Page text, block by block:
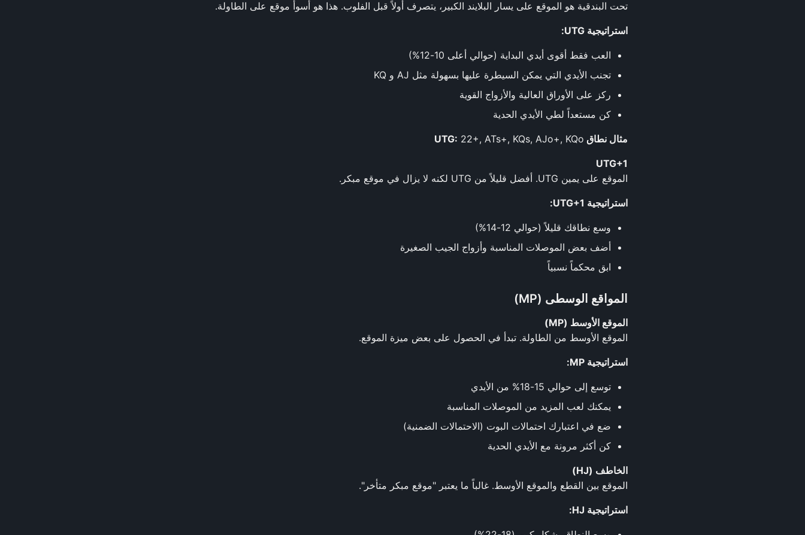
تحت البندقية هو الموقع على يسار البلايند الكبير، يتصرف أولاً قبل الفلوب. هذا هو أسوأ موقع على الطاولة.
استراتيجية UTG:
العب فقط أقوى أيدي البداية (حوالي أعلى 10-12%)
تجنب الأيدي التي يمكن السيطرة عليها بسهولة مثل AJ و KQ
ركز على الأوراق العالية والأزواج القوية
كن مستعداً لطي الأيدي الحدية
مثال نطاق UTG: 22+, ATs+, KQs, AJo+, KQo
UTG+1
الموقع على يمين UTG. أفضل قليلاً من UTG لكنه لا يزال في موقع مبكر.
استراتيجية UTG+1:
وسع نطاقك قليلاً (حوالي 12-14%)
أضف بعض الموصلات المناسبة وأزواج الجيب الصغيرة
ابق محكماً نسبياً
المواقع الوسطى (MP)
الموقع الأوسط (MP)
الموقع الأوسط من الطاولة. تبدأ في الحصول على بعض ميزة الموقع.
استراتيجية MP:
توسع إلى حوالي 15-18% من الأيدي
يمكنك لعب المزيد من الموصلات المناسبة
ضع في اعتبارك احتمالات البوت (الاحتمالات الضمنية)
كن أكثر مرونة مع الأيدي الحدية
الخاطف (HJ)
الموقع بين القطع والموقع الأوسط. غالباً ما يعتبر "موقع مبكر متأخر".
استراتيجية HJ: